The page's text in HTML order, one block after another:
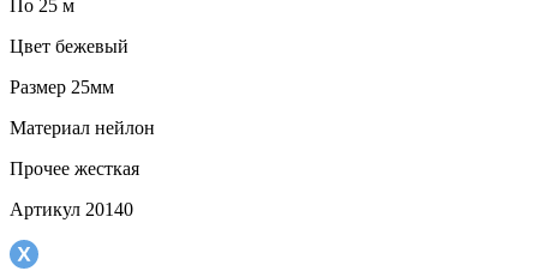
По 25 м
Цвет бежевый
Размер 25мм
Материал нейлон
Прочее жесткая
Артикул 20140